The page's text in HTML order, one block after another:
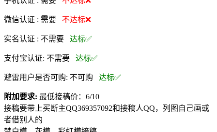
微信认证 : 需要 不达标❌
实名认证 : 不需要 达标✅
支付宝认证: 不需要 达标✅
避雷用户是否可购: 不可购 达标✅
附加要求: 最低接稿价：6/10
接稿要带上买断主QQ369357092和接稿人QQ，列图自己画或
者借别人的